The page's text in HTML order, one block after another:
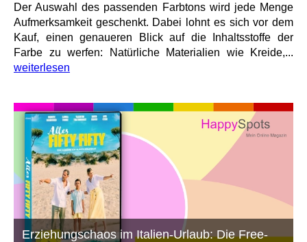
Der Auswahl des passenden Farbtons wird jede Menge
Aufmerksamkeit geschenkt. Dabei lohnt es sich vor dem
Kauf, einen genaueren Blick auf die Inhaltsstoffe der
Farbe zu werfen: Natürliche Materialien wie Kreide,...
weiterlesen
Erziehungschaos im Italien-Urlaub: Die Free-